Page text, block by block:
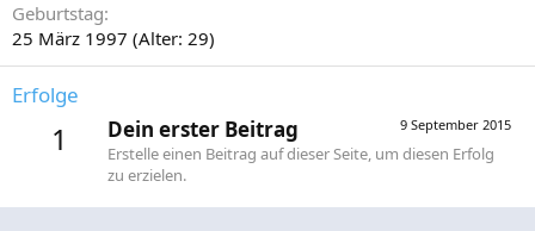
Geburtstag
25 März 1997 (Alter: 29)
Erfolge
1 9 September 2015
Dein erster Beitrag
Erstelle einen Beitrag auf dieser Seite, um diesen Erfolg
zu erzielen.